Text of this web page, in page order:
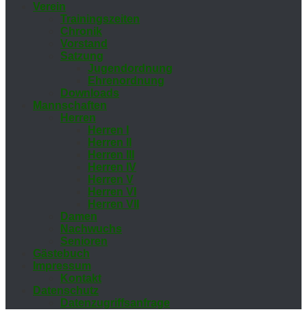
Ver­ein
Trai­nings­zei­ten
Chro­nik
Vor­stand
Sat­zung
Ju­gend­ord­nung
Eh­ren­ord­nung
Down­loads
Mann­schaf­ten
Her­ren
Her­ren I
Her­ren II
Her­ren III
Her­ren IV
Her­ren V
Her­ren VI
Her­ren VII
Da­men
Nach­wuchs
Se­nio­ren
Gäs­te­buch
Im­pres­sum
Kon­takt
Da­ten­schutz
Da­ten­zu­griffs­an­fra­ge